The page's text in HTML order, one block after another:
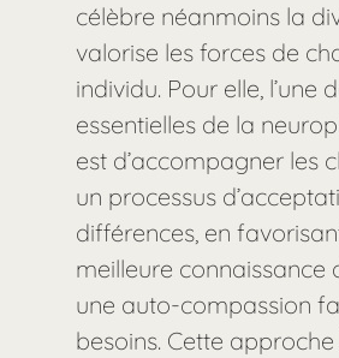
célèbre néanmoins la
valorise les forces de
individu. Pour elle, l’une
essentielles de la
est d’accompagner les
un processus
différences, en
meilleure connaissance
une auto-compassion
besoins. Cette